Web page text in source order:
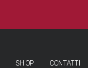
SHOP CONTATTI